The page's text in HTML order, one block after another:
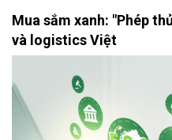
Mua sắm xanh: "Phép
và logistics Việt